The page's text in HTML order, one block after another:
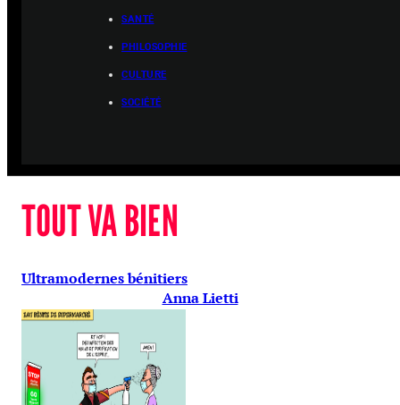
SANTÉ
PHILOSOPHIE
CULTURE
SOCIÉTÉ
TOUT VA BIEN
Ultramodernes bénitiers
Anna Lietti